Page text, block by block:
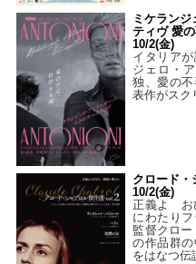
ミケラン
ティヴ 愛
10/2(金)
イタリア
ジェロ・
独、愛の
表作がスク
クロード
10/2(金)
正義よ お
にわたり
監督クロー
の作品群
をはなつ伝